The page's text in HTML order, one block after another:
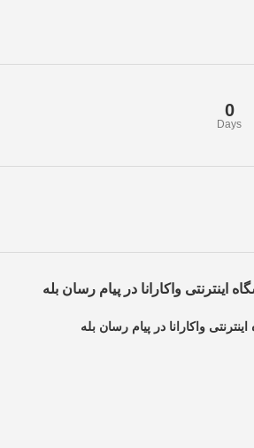
0
Days
اینترنتی واکارانا در پیام رسان بله
واکارانا در پیام رسان بله